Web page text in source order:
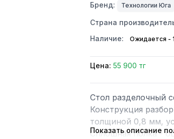
Бренд: Технологии Юга
Страна
Наличие:
Ожидается -
Цена: 55 900 тг
Стол разделочный
Конструкция
толщиной 0,8 мм,
Сплошная полка -
Показать описание